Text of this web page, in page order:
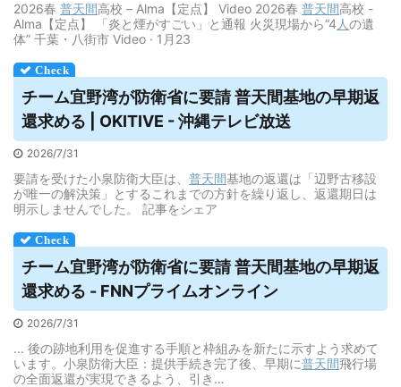
2026春 普天間高校 – Alma【定点】 Video 2026春 普天間高校 -
Alma【定点】 「炎と煙がすごい」と通報 火災現場から“4 人の遺
体” 千葉・八街市 Video · 1月23
チーム宜野湾が防衛省に要請普天間基地の早期返
還求める | OKITIVE - 沖縄テレビ放送
2026/7/31
要請を受けた小泉防衛大臣は、 普天間基地の返還は「辺野古移設
が唯一の解決策」とするこれまでの方針を繰り返し、返還期日は
明示しませんでした。 記事をシェア
チーム宜野湾が防衛省に要請普天間基地の早期返
還求める - FNNプライムオンライン
2026/7/31
... 後の跡地利用を促進する手順と枠組みを新たに示すよう求めて
います。小泉防衛大臣：提供手続き完了後、早期に普天間飛行場
の全面返還が実現できるよう、引き…